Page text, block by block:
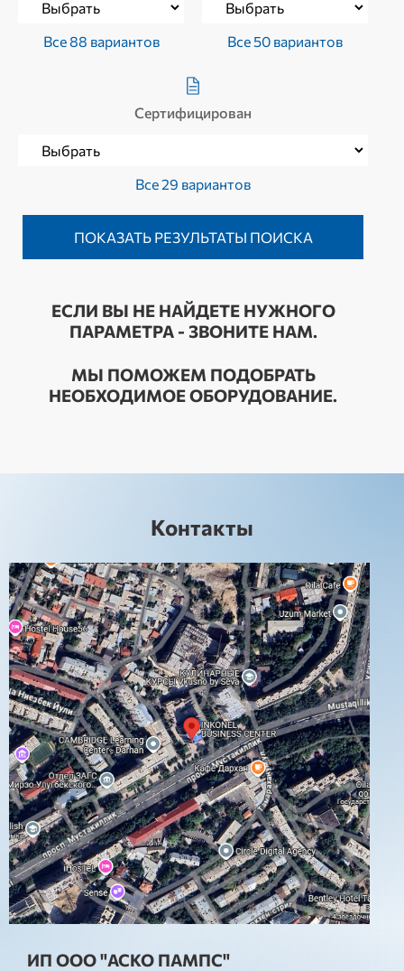
Все 88 вариантов Все 50 вариантов
Сертифицирован
Все 29 вариантов
ЕСЛИ ВЫ НЕ НАЙДЕТЕ НУЖНОГО
ПАРАМЕТРА - ЗВОНИТЕ НАМ.
МЫ ПОМОЖЕМ ПОДОБРАТЬ
НЕОБХОДИМОЕ ОБОРУДОВАНИЕ.
Контакты
ИП ООО "АСКО ПАМПС"